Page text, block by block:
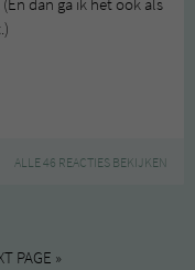
LIFESTYLE
ALLE 46 REACTIES BEKIJKEN
PAGE »